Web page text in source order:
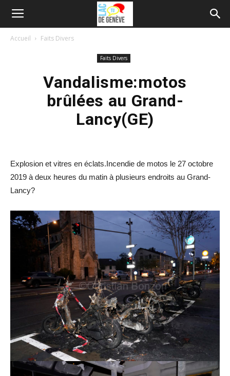
Accueil Faits Divers
Faits Divers
Vandalisme:motos
brûlées au Grand-
Lancy(GE)
Explosion et vitres en éclats.Incendie de motos le 27 octobre
2019 à deux heures du matin à plusieurs endroits au Grand-
Lancy?